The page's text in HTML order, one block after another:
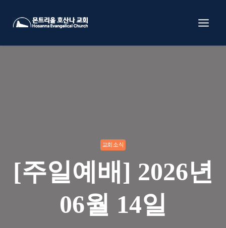
교회소식
[주일예배] 2026년
06월 14일